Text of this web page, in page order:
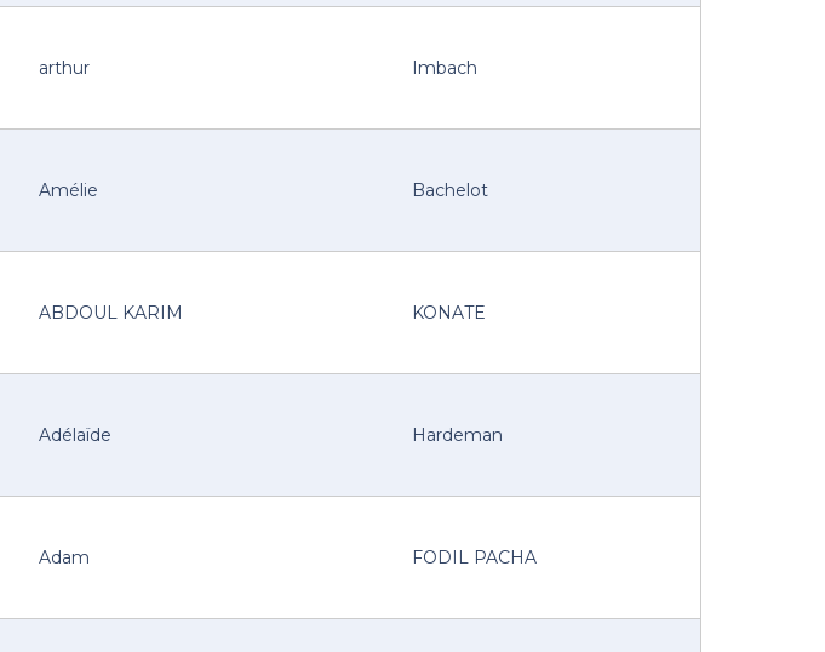
arthur Imbach
Amélie Bachelot
ABDOUL KARIM KONATE
Adélaïde Hardeman
Adam FODIL PACHA